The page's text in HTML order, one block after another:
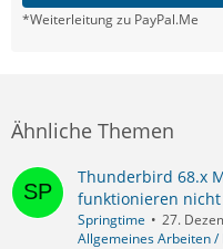
*Weiterleitung zu PayPal.Me
Ähnliche Themen
Thunderbird 68.x
funktionieren nicht
Springtime
27.
Allgemeines Arbeiten